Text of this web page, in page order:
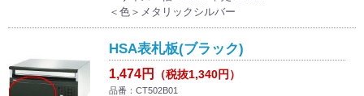
＜色＞メタリックシルバー
HSA表札板(ブラック)
1,474円 （税抜1,340円）
品番：CT502B01